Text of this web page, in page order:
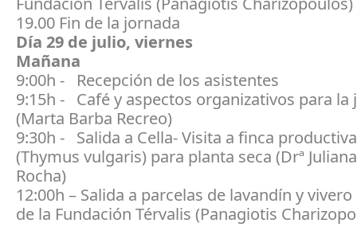
19.00 Fin de la jornada
Día 29 de julio, viernes
Mañana
9:00h - Recepción de los asistentes
9:15h - Café y aspectos organizativos para la
(Marta Barba Recreo)
9:30h - Salida a Cella- Visita a finca
(Thymus vulgaris) para planta seca (Drª
Rocha)
12:00h – Salida a parcelas de lavandín y
de la Fundación Térvalis (Panagiotis